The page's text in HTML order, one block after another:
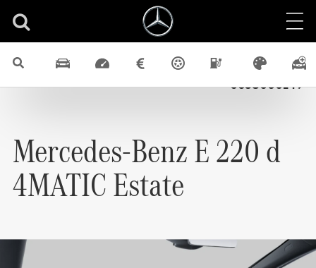
Nové vozidlá 4x4 Diesel Kombi
0658000149
Mercedes-BenzE 220 d
4MATIC Estate